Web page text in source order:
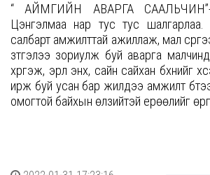
“ АЙМГИЙН АВАРГА СААЛЬЧИН”-
Цэнгэлмаа нар тус тус
салбарт амжилттай ажиллаж, мал
зүтгэлээ зориулж буй аварга
хүргэж, эрүүл энх, сайн сайхан бүхнийг
ирж буй усан бар жилдээ амжилт
омогтой байхын өлзийтэй ерөөлийг